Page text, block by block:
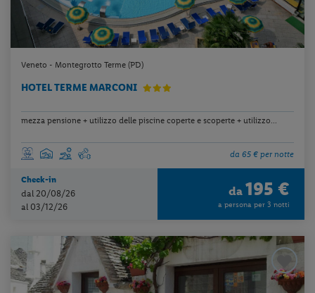
Veneto - Montegrotto Terme (PD)
HOTEL TERME MARCONI
mezza pensione + utilizzo delle piscine coperte e scoperte + utilizzo...
da 65 € per notte
Check-in
dal 20/08/26
al 03/12/26
da 195 €
a persona per 3 notti